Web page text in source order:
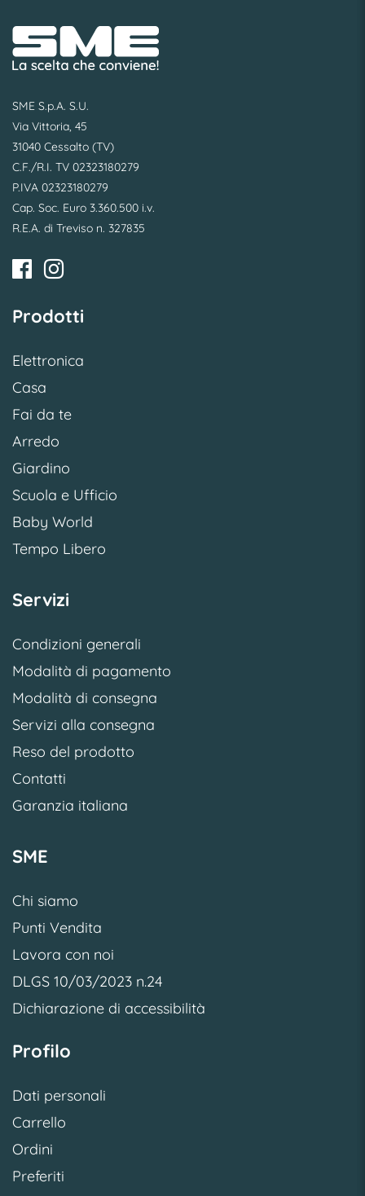
SME S.p.A. S.U.
Via Vittoria, 45
31040 Cessalto (TV)
C.F./R.I. TV 02323180279
P.IVA 02323180279
Cap. Soc. Euro 3.360.500 i.v.
R.E.A. di Treviso n. 327835
Prodotti
Elettronica
Casa
Fai da te
Arredo
Giardino
Scuola e Ufficio
Baby World
Tempo Libero
Servizi
Condizioni generali
Modalità di pagamento
Modalità di consegna
Servizi alla consegna
Reso del prodotto
Contatti
Garanzia italiana
SME
Chi siamo
Punti Vendita
Lavora con noi
DLGS 10/03/2023 n.24
Dichiarazione di accessibilità
Profilo
Dati personali
Carrello
Ordini
Preferiti